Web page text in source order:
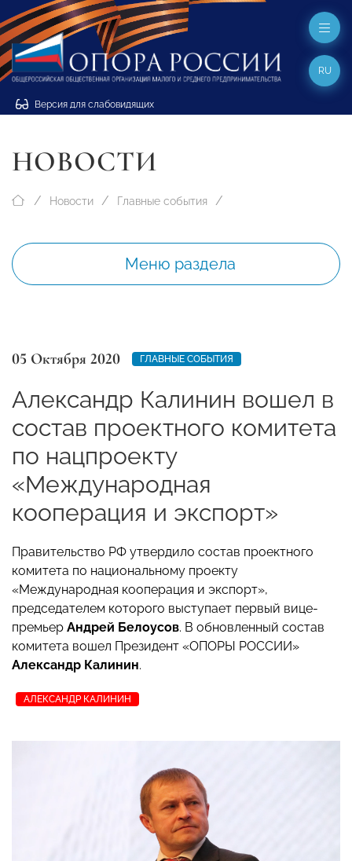
Версия для слабовидящих
RU
НОВОСТИ
Новости Главные события
Меню раздела
05 Октября 2020 ГЛАВНЫЕ СОБЫТИЯ
Александр Калинин вошел в
состав проектного комитета
по нацпроекту
«Международная
кооперация и экспорт»
Правительство РФ утвердило состав проектного
комитета по национальному проекту
«Международная кооперация и экспорт»,
председателем которого выступает первый вице-
премьер Андрей Белоусов. В обновленный состав
комитета вошел Президент «ОПОРЫ РОССИИ»
Александр Калинин.
АЛЕКСАНДР КАЛИНИН